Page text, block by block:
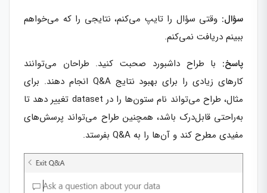
سؤال: وقتی سؤال را تایپ می‌کنم، نتایجی را که می‌خواهم
ببینم دریافت نمی‌کنم.
پاسخ: با طراح داشبورد صحبت کنید. طراحان می‌توانند
کارهای زیادی را برای بهبود نتایج Q&A انجام دهند. برای
مثال، طراح می‌تواند نام ستون‌ها را در dataset تغییر دهد تا
به‌راحتی قابل‌درک باشد، همچنین طراح می‌تواند پرسش‌های
مفیدی مطرح کند و آن‌ها را به Q&A بفرستد.